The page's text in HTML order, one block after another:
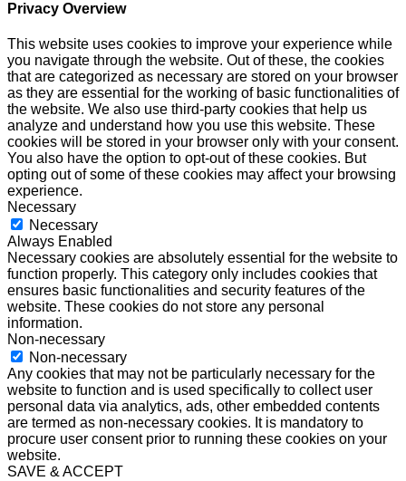
Privacy Overview
This website uses cookies to improve your experience while
you navigate through the website. Out of these, the cookies
that are categorized as necessary are stored on your browser
as they are essential for the working of basic functionalities of
the website. We also use third-party cookies that help us
analyze and understand how you use this website. These
cookies will be stored in your browser only with your consent.
You also have the option to opt-out of these cookies. But
opting out of some of these cookies may affect your browsing
experience.
Necessary
Necessary
Always Enabled
Necessary cookies are absolutely essential for the website to
function properly. This category only includes cookies that
ensures basic functionalities and security features of the
website. These cookies do not store any personal
information.
Non-necessary
Non-necessary
Any cookies that may not be particularly necessary for the
website to function and is used specifically to collect user
personal data via analytics, ads, other embedded contents
are termed as non-necessary cookies. It is mandatory to
procure user consent prior to running these cookies on your
website.
SAVE & ACCEPT